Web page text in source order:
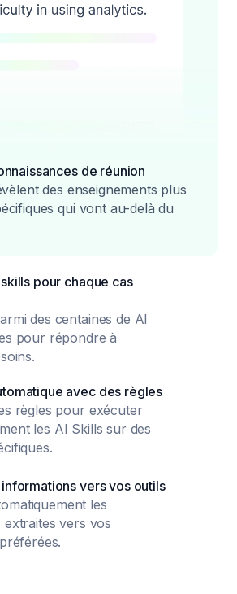
de réunion
des enseignements plus
qui vont au-delà du
pour chaque cas
des centaines de AI
pour répondre à
avec des règles
règles pour exécuter
les AI Skills sur des
vers vos outils
les
vers vos